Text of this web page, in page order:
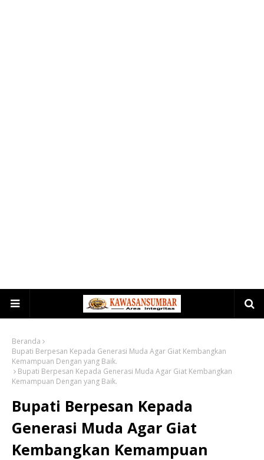
Beranda
Bupati Berpesan Kepada Generasi Muda Agar Giat Kembangkan
Kemampuan Dengan yang Baik.
Bupati Berpesan Kepada Generasi Muda Agar Giat Kembangkan
Kemampuan Dengan yang Baik.
Bupati Berpesan Kepada
Generasi Muda Agar Giat
Kembangkan Kemampuan